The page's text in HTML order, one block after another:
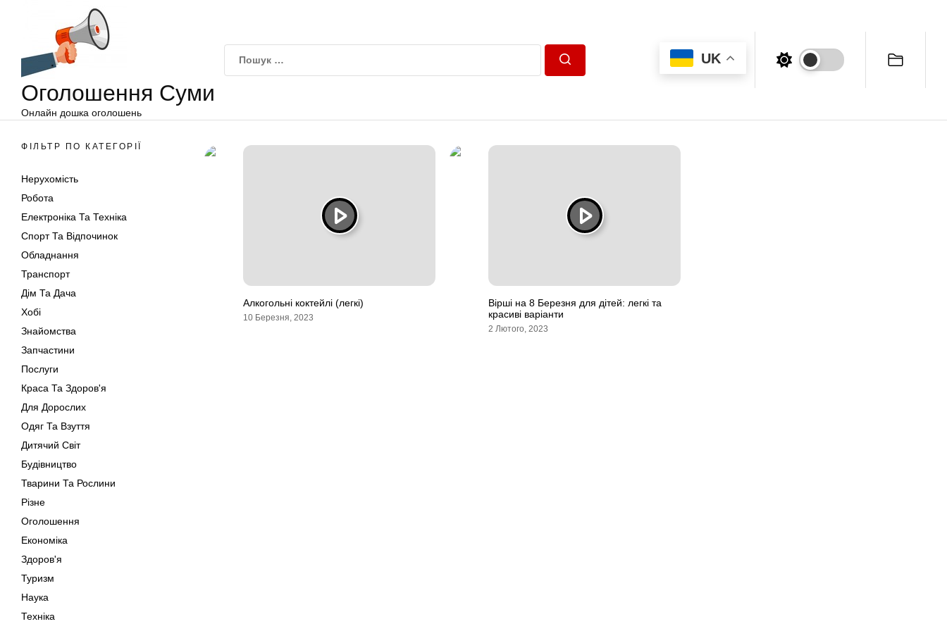
Оголошення Суми
Онлайн дошка оголошень
UK
ФІЛЬТР ПО КАТЕГОРІЇ
Нерухомість
Робота
Електроніка Та Техніка
Спорт Та Відпочинок
Обладнання
Транспорт
Дім Та Дача
Хобі
Знайомства
Запчастини
Послуги
Краса Та Здоров'я
Для Дорослих
Одяг Та Взуття
Дитячий Світ
Будівництво
Тварини Та Рослини
Різне
Оголошення
Економіка
Здоров'я
Туризм
Наука
Техніка
Алкогольні коктейлі (легкі)
10 Березня, 2023
Вірші на 8 Березня для дітей: легкі та
красиві варіанти
2 Лютого, 2023